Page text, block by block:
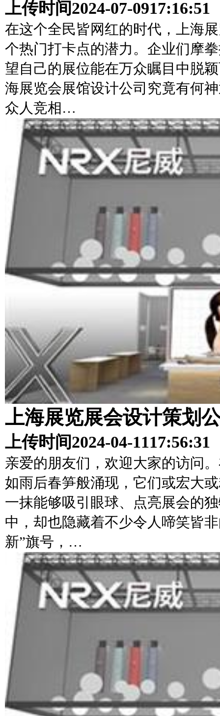
上传时间2024-07-0917:16:51
在这个全民皆网红的时代，上海
个热门打卡点的潜力。企业们摩
望自己的展位能在万众瞩目中脱
海展览会展馆设计公司究竟有何
众人竞相…
上海展览展会设计策划
上传时间2024-04-1117:56:31
亲爱的朋友们，欢迎大家的访问
如雨后春笋般涌现，它们或宏大
一抹能够吸引眼球、点亮展会的
中，却也隐藏着不少令人啼笑皆
新”旗号，…